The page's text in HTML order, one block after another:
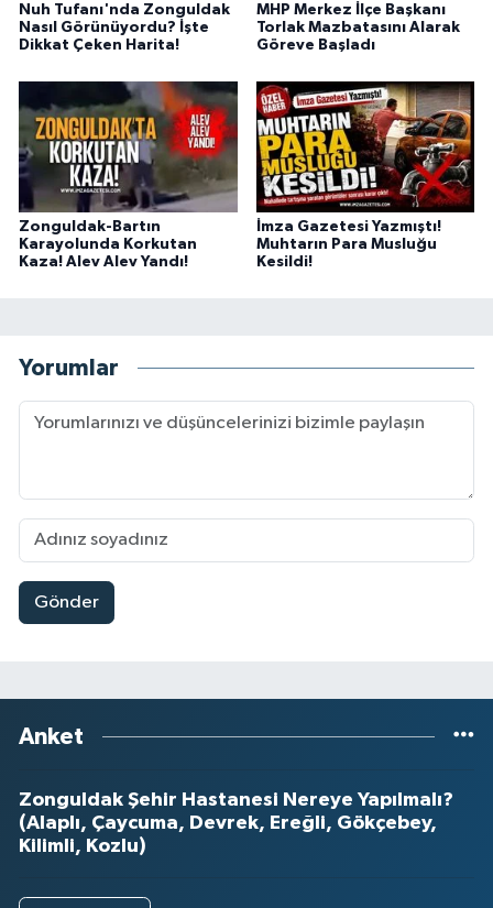
Nuh Tufanı'nda Zonguldak
Nasıl Görünüyordu? İşte
Dikkat Çeken Harita!
MHP Merkez İlçe Başkanı
Torlak Mazbatasını Alarak
Göreve Başladı
Zonguldak-Bartın
Karayolunda Korkutan
Kaza! Alev Alev Yandı!
İmza Gazetesi Yazmıştı!
Muhtarın Para Musluğu
Kesildi!
Yorumlar
Gönder
Anket
Zonguldak Şehir Hastanesi Nereye Yapılmalı?
(Alaplı, Çaycuma, Devrek, Ereğli, Gökçebey,
Kilimli, Kozlu)